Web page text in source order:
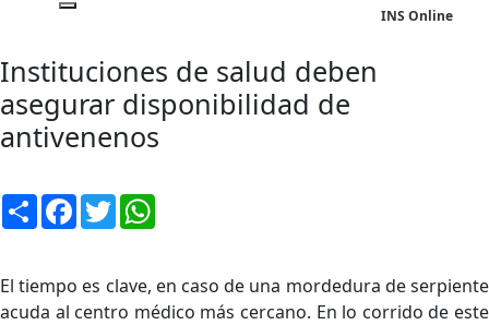
INS Online
Instituciones de salud deben
asegurar disponibilidad de
antivenenos
Compartir
Facebook
Twitter
El tiempo es clave, en caso de una mordedura de serpiente
acuda al centro médico más cercano. En lo corrido de este